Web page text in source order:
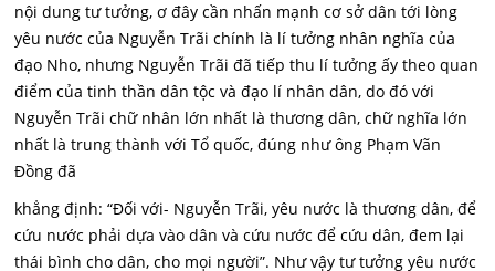
nội dung tư tưởng, ơ đây cần nhấn mạnh cơ sở dân tới lòng
yêu nước của Nguyễn Trãi chính là lí tưởng nhân nghĩa của
đạo Nho, nhưng Nguyễn Trãi đã tiếp thu lí tưởng ấy theo quan
điểm của tinh thần dân tộc và đạo lí nhân dân, do đó với
Nguyễn Trãi chữ nhân lớn nhất là thương dân, chữ nghĩa lớn
nhất là trung thành với Tổ quốc, đúng như ông Phạm Vãn
Đồng đã
khẳng định: “Đối với- Nguyễn Trãi, yêu nước là thương dân, để
cứu nước phải dựa vào dân và cứu nước để cứu dân, đem lại
thái bình cho dân, cho mọi người”. Như vậy tư tưởng yêu nước